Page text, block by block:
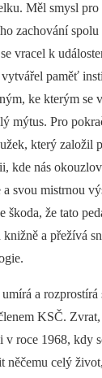
Měl smysl
zachování spolu
vracel k
paměť
ke kterým se
mýtus. Pro
který založil
kde nás
svou mistrnou
škoda, že tato
a přežívá
a rozprostírá
KSČ.
v roce 1968, kdy
něčemu celý